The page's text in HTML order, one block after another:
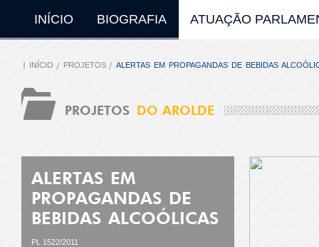
INÍCIO BIOGRAFIA ATUAÇÃO
INÍCIO PROJETOS ALERTAS EM PROPAGANDAS DE BEBIDAS
PROJETOS DO AROLDE
ALERTAS EM
PROPAGANDAS DE
BEBIDAS ALCOÓLICAS
PL 1522/2011